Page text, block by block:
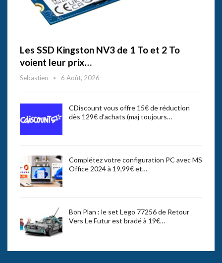
Les SSD Kingston NV3 de 1 To et 2 To
voient leur prix…
Sebastien 6 Août, 2026
CDiscount vous offre 15€ de réduction
dès 129€ d’achats (maj toujours…
Complétez votre configuration PC avec MS
Office 2024 à 19,99€ et…
Bon Plan : le set Lego 77256 de Retour
Vers Le Futur est bradé à 19€…